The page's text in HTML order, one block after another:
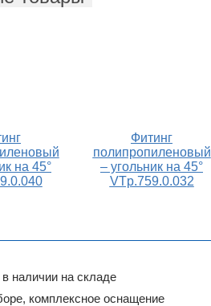
на 45°
Фитинг
полипропиленовый
– угольник на 45°
VTp.759.0.032
наличии на складе
комплексное оснащение